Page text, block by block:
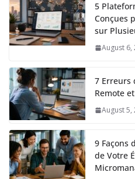
5
Conçues
sur
August 6,
7 Erreurs
Remote
August 5,
9 Façons
de Votre